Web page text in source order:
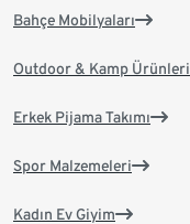
Bahçe Mobilyaları
Outdoor & Kamp Ürünleri
Erkek Pijama Takımı
Spor Malzemeleri
Kadın Ev Giyim